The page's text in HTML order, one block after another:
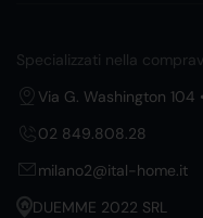
Specializzati nella
Via G. Washington 104
02 849.808.28
milano2@ital-home.it
DUEMME 2022 SRL